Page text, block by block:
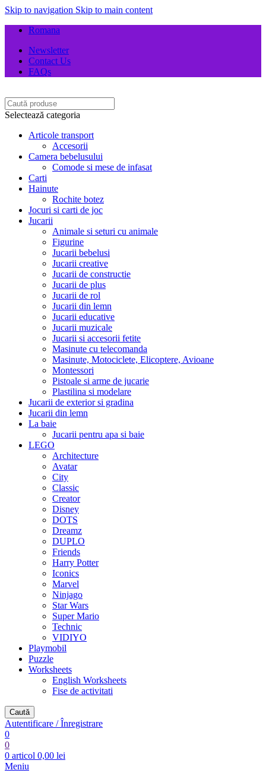
Skip to navigation Skip to main content
Romana
Newsletter
Contact Us
FAQs
Selectează categoria
Articole transport
Accesorii
Camera bebelusului
Comode si mese de infasat
Carti
Hainute
Rochite botez
Jocuri si carti de joc
Jucarii
Animale si seturi cu animale
Figurine
Jucarii bebelusi
Jucarii creative
Jucarii de constructie
Jucarii de plus
Jucarii de rol
Jucarii din lemn
Jucarii educative
Jucarii muzicale
Jucarii si accesorii fetite
Masinute cu telecomanda
Masinute, Motociclete, Elicoptere, Avioane
Montessori
Pistoale si arme de jucarie
Plastilina si modelare
Jucarii de exterior si gradina
Jucarii din lemn
La baie
Jucarii pentru apa si baie
LEGO
Architecture
Avatar
City
Classic
Creator
Disney
DOTS
Dreamz
DUPLO
Friends
Harry Potter
Iconics
Marvel
Ninjago
Star Wars
Super Mario
Technic
VIDIYO
Playmobil
Puzzle
Worksheets
English Worksheets
Fise de activitati
Caută
Autentificare / Înregistrare
0
0
0 articol 0,00 lei
Meniu